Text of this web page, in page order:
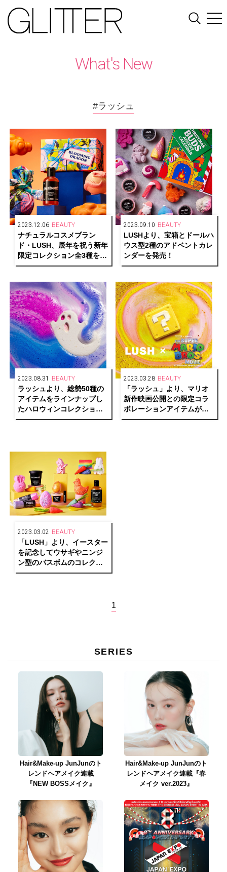
What's New
#ラッシュ
2023.12.06 BEAUTY
ナチュラルコスメブラン
ド・LUSH、辰年を祝う新年
限定コレクション全3種を発
売
2023.09.10 BEAUTY
LUSHより、宝箱とドールハ
ウス型2種のアドベントカレ
ンダーを発売！
2023.08.31 BEAUTY
ラッシュより、総勢50種の
アイテムをラインナップし
たハロウィンコレクション
を発売
2023.03.28 BEAUTY
「ラッシュ」より、マリオ
新作映画公開との限定コラ
ボレーションアイテムが発
売！
2023.03.02 BEAUTY
「LUSH」より、イースター
を記念してウサギやニンジ
ン型のバスボムのコレクシ
ョンが発売中
1
SERIES
Hair&Make-up JunJunのト
レンドヘアメイク連載
『NEW BOSSメイク』
Hair&Make-up JunJunのト
レンドヘアメイク連載『春
メイク ver.2023』